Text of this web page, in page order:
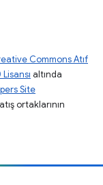
Commons Atıf
altında
Site
ortaklarının